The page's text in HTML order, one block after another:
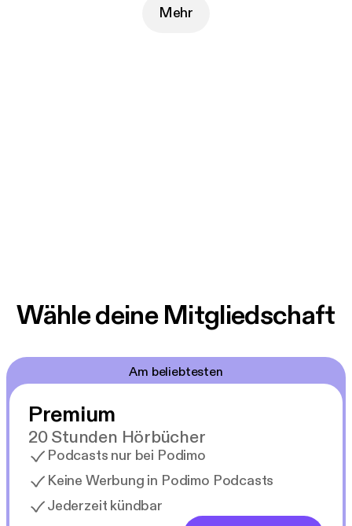
Mehr
Wähle deine Mitgliedschaft
Am beliebtesten
Premium
20 Stunden Hörbücher
Podcasts nur bei Podimo
Keine Werbung in Podimo Podcasts
Jederzeit kündbar